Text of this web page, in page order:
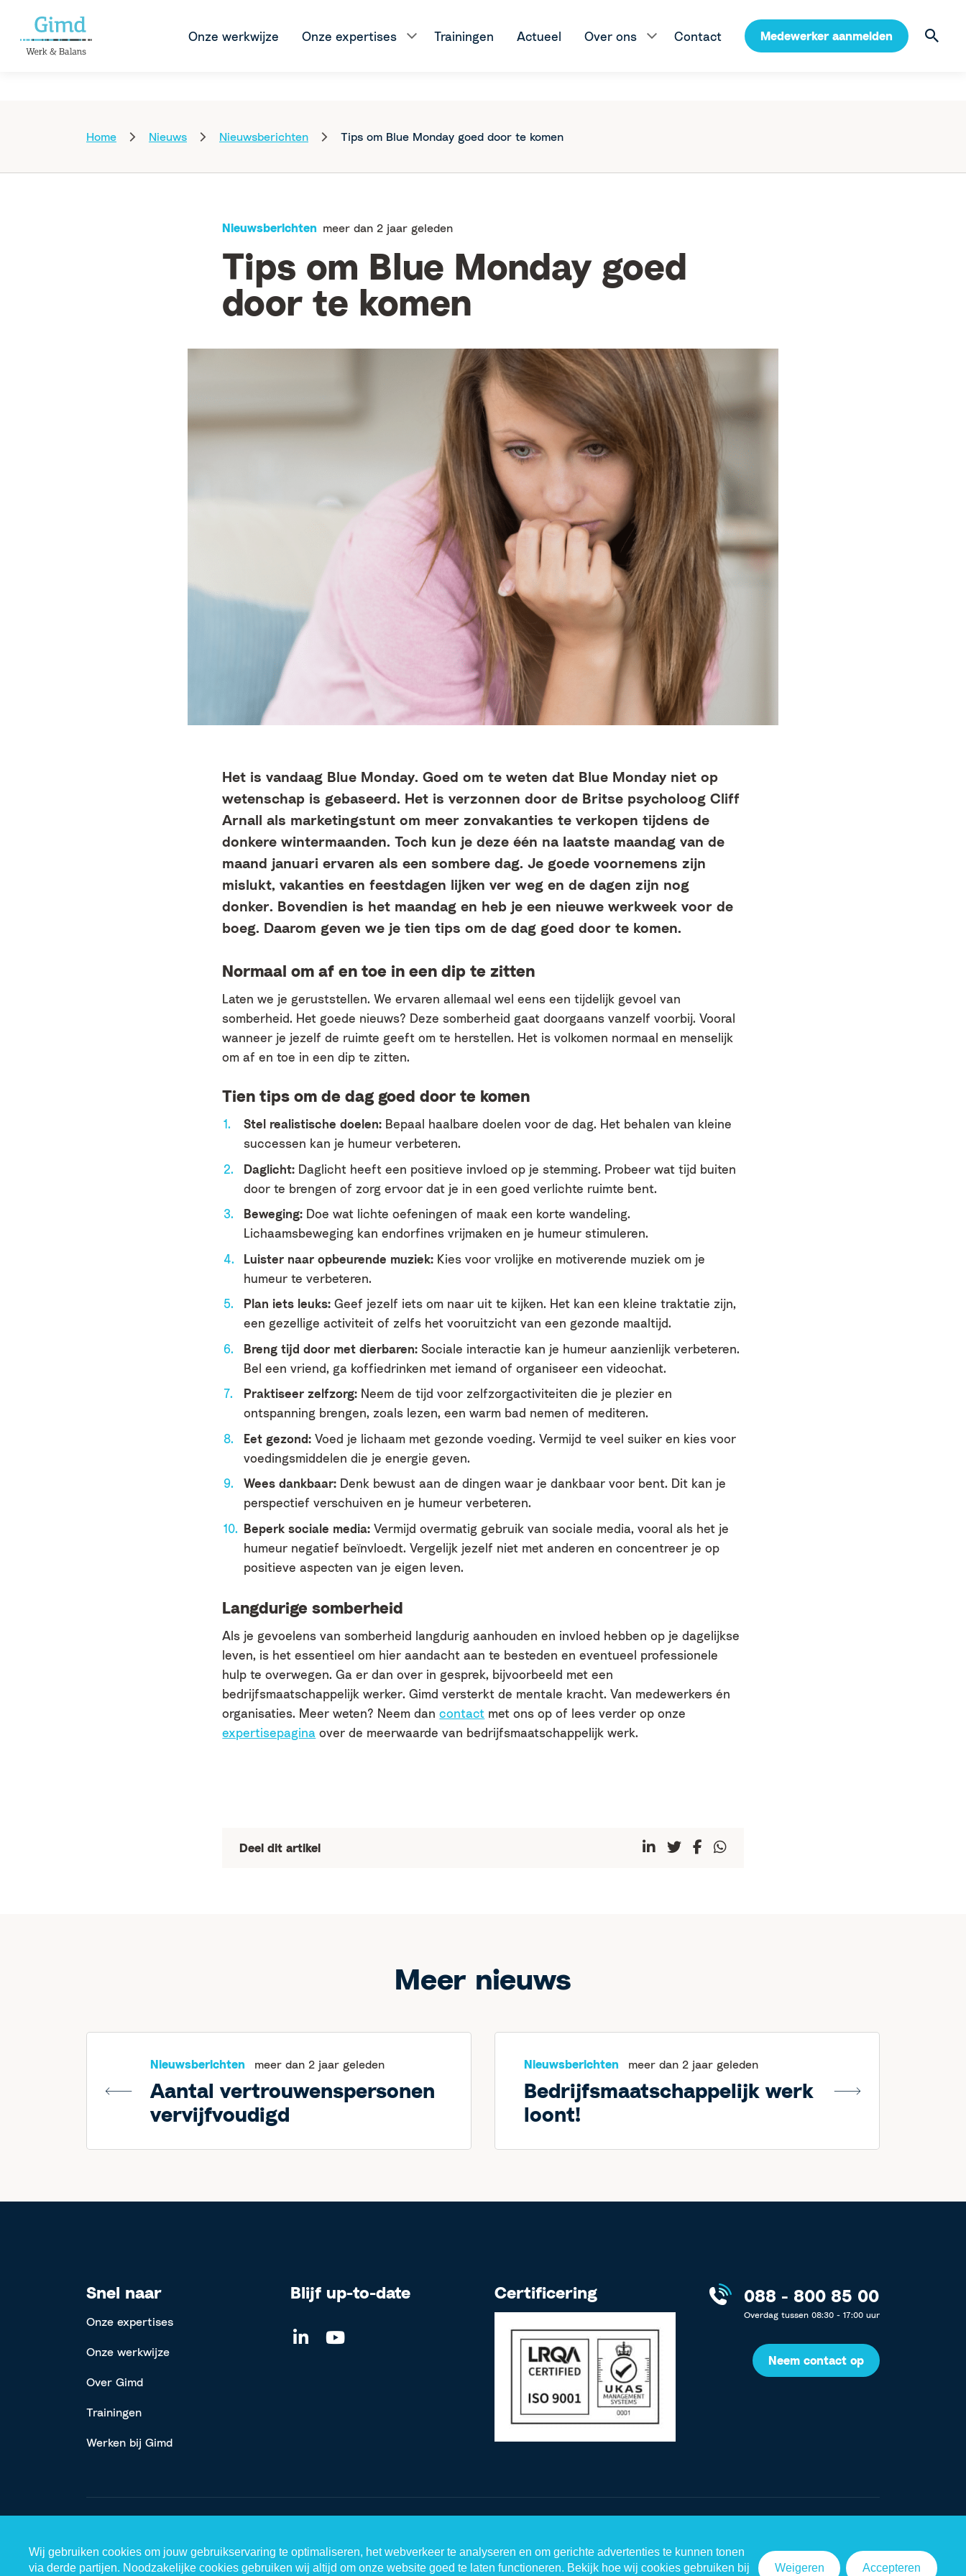
Onze werkwijze Onze expertises Trainingen Actueel Over ons Contact Medewerker aanmelden
Home Nieuws Nieuwsberichten Tips om Blue Monday goed door te komen
Nieuwsberichten meer dan 2 jaar geleden
Tips om Blue Monday goed
door te komen
Het is vandaag Blue Monday. Goed om te weten dat Blue Monday niet op
wetenschap is gebaseerd. Het is verzonnen door de Britse psycholoog Cliff
Arnall als marketingstunt om meer zonvakanties te verkopen tijdens de
donkere wintermaanden. Toch kun je deze één na laatste maandag van de
maand januari ervaren als een sombere dag. Je goede voornemens zijn
mislukt, vakanties en feestdagen lijken ver weg en de dagen zijn nog
donker. Bovendien is het maandag en heb je een nieuwe werkweek voor de
boeg. Daarom geven we je tien tips om de dag goed door te komen.
Normaal om af en toe in een dip te zitten
Laten we je geruststellen. We ervaren allemaal wel eens een tijdelijk gevoel van
somberheid. Het goede nieuws? Deze somberheid gaat doorgaans vanzelf voorbij. Vooral
wanneer je jezelf de ruimte geeft om te herstellen. Het is volkomen normaal en menselijk
om af en toe in een dip te zitten.
Tien tips om de dag goed door te komen
Stel realistische doelen: Bepaal haalbare doelen voor de dag. Het behalen van kleine
successen kan je humeur verbeteren.
Daglicht: Daglicht heeft een positieve invloed op je stemming. Probeer wat tijd buiten
door te brengen of zorg ervoor dat je in een goed verlichte ruimte bent.
Beweging: Doe wat lichte oefeningen of maak een korte wandeling.
Lichaamsbeweging kan endorfines vrijmaken en je humeur stimuleren.
Luister naar opbeurende muziek: Kies voor vrolijke en motiverende muziek om je
humeur te verbeteren.
Plan iets leuks: Geef jezelf iets om naar uit te kijken. Het kan een kleine traktatie zijn,
een gezellige activiteit of zelfs het vooruitzicht van een gezonde maaltijd.
Breng tijd door met dierbaren: Sociale interactie kan je humeur aanzienlijk verbeteren.
Bel een vriend, ga koffiedrinken met iemand of organiseer een videochat.
Praktiseer zelfzorg: Neem de tijd voor zelfzorgactiviteiten die je plezier en
ontspanning brengen, zoals lezen, een warm bad nemen of mediteren.
Eet gezond: Voed je lichaam met gezonde voeding. Vermijd te veel suiker en kies voor
voedingsmiddelen die je energie geven.
Wees dankbaar: Denk bewust aan de dingen waar je dankbaar voor bent. Dit kan je
perspectief verschuiven en je humeur verbeteren.
Beperk sociale media: Vermijd overmatig gebruik van sociale media, vooral als het je
humeur negatief beïnvloedt. Vergelijk jezelf niet met anderen en concentreer je op
positieve aspecten van je eigen leven.
Langdurige somberheid
Als je gevoelens van somberheid langdurig aanhouden en invloed hebben op je dagelijkse
leven, is het essentieel om hier aandacht aan te besteden en eventueel professionele
hulp te overwegen. Ga er dan over in gesprek, bijvoorbeeld met een
bedrijfsmaatschappelijk werker. Gimd versterkt de mentale kracht. Van medewerkers én
organisaties. Meer weten? Neem dancontact met ons op of lees verder op onze
expertisepagina over de meerwaarde van bedrijfsmaatschappelijk werk.
Deel dit artikel
Meer nieuws
Nieuwsberichten meer dan 2 jaar geleden
Bedrijfsmaatschappelijk werk
loont!
Nieuwsberichten meer dan 2 jaar geleden
Aantal vertrouwenspersonen
vervijfvoudigd
Snel naar
Onze expertises
Onze werkwijze
Over Gimd
Trainingen
Werken bij Gimd
Blijf up-to-date Certificering 088 - 800 85 00
Overdag tussen 08:30 - 17:00 uur
Neem contact op
Wij gebruiken cookies om jouw gebruikservaring te optimaliseren, het webverkeer te analyseren en om gerichte advertenties te kunnen tonen
via derde partijen. Noodzakelijke cookies gebruiken wij altijd om onze website goed te laten functioneren. Bekijk hoe wij cookies gebruiken bij
Weigeren Accepteren